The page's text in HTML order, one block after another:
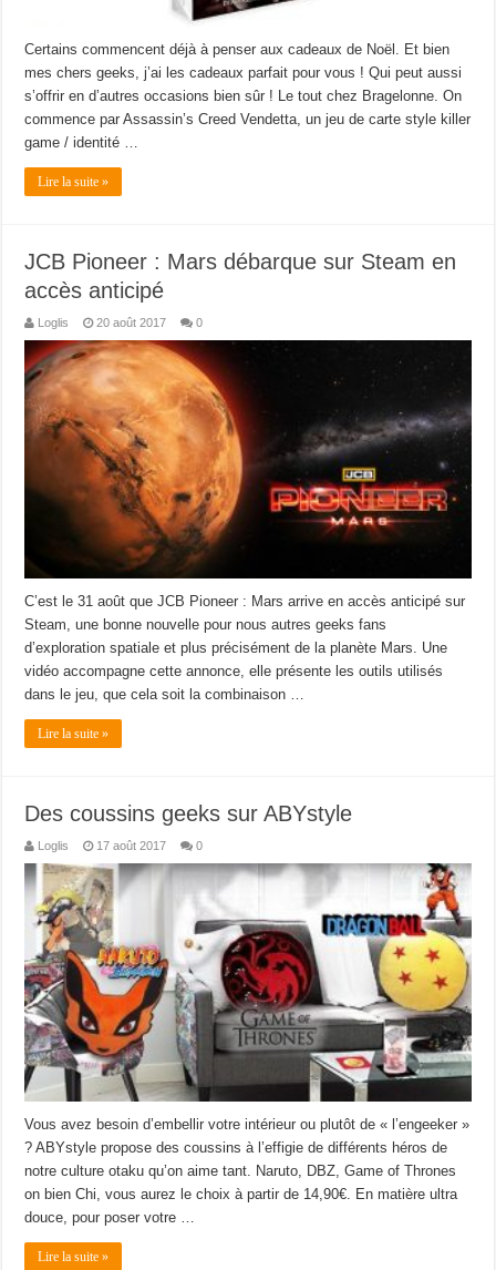
Certains commencent déjà à penser aux cadeaux de Noël. Et bien
mes chers geeks, j’ai les cadeaux parfait pour vous ! Qui peut aussi
s’offrir en d’autres occasions bien sûr ! Le tout chez Bragelonne. On
commence par Assassin’s Creed Vendetta, un jeu de carte style killer
game / identité …
Lire la suite »
JCB Pioneer : Mars débarque sur Steam en
accès anticipé
Loglis 20 août 2017 0
C’est le 31 août que JCB Pioneer : Mars arrive en accès anticipé sur
Steam, une bonne nouvelle pour nous autres geeks fans
d’exploration spatiale et plus précisément de la planète Mars. Une
vidéo accompagne cette annonce, elle présente les outils utilisés
dans le jeu, que cela soit la combinaison …
Lire la suite »
Des coussins geeks sur ABYstyle
Loglis 17 août 2017 0
Vous avez besoin d’embellir votre intérieur ou plutôt de « l’engeeker »
? ABYstyle propose des coussins à l’effigie de différents héros de
notre culture otaku qu’on aime tant. Naruto, DBZ, Game of Thrones
on bien Chi, vous aurez le choix à partir de 14,90€. En matière ultra
douce, pour poser votre …
Lire la suite »